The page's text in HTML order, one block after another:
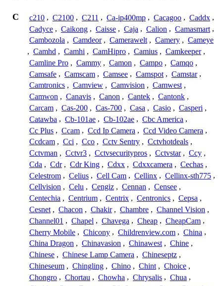
C c210 , C2100 , C211 , Ca-ip400mp , Cacagoo , Caddx ,
Cadyce , Caikong , Caisse , Caja , Calion , Camasmart ,
Cambozola , Camdeor , Camerawelt , Camery , Cameye
, Camhd , Camhi , CamHipro , Camius , Camkeeper ,
Camline Pro , Cammy , Camon , Campo , Camqo ,
Camsafe , Camscam , Camsee , Camspot , Camstar ,
Camtronics , Camview , Camvision , Camwest ,
Camwon , Canavis , Canon , Cantek , Cantonk ,
Carcam , Cas-200 , Cas-700 , Casa , Casio , Casperi ,
Catawba , Cb-101ae , Cb-102ae , Cbc America ,
Cc Plus , Ccam , Ccd Ip Camera , Ccd Video Camera ,
Ccdcam , Cci , Cco , Cctv Sentry , Cctvhotdeals ,
Cctvman , Cctvr3 , Cctvsecuritypros , Cctvstar , Ccy ,
Cda , Cdr , Cdr King , Cdxx , Cdxxcamera , Cechas ,
Celestrom , Celius , Cell Cam , Cellinx , Cellinx-sth775 ,
Cellvision , Celu , Cengiz , Cennan , Censee ,
Centechia , Centrium , Centrix , Centronics , Cepsa ,
Cesnet , Chacon , Chakir , Chambre , Channel Vision ,
Channel01 , Chapel , Chavega , Cheap , CheapCam ,
Cherry Mobile , Chicony , Childrenview.com , China ,
China Dragon , Chinavasion , Chinawest , Chine ,
Chinese , Chinese Lamp Camera , Chineseptz ,
Chineseum , Chingling , Chino , Chint , Choice ,
Chongro , Chortau , Chowha , Chrysalis , Chua ,